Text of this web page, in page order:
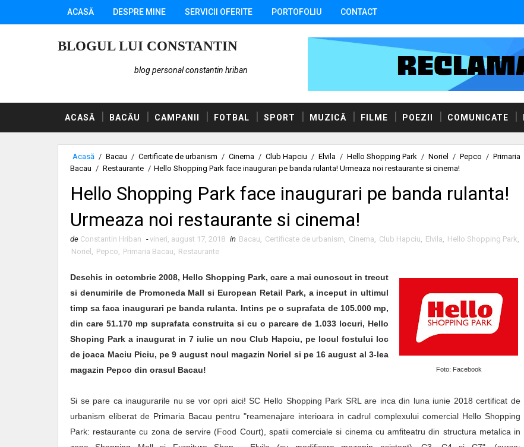
ACASĂ DESPRE MINE SERVICII OFERITE PORTOFOLIU CONTACT
BLOGUL LUI CONSTANTIN
blog personal constantin hriban
ACASĂ BACĂU CAMPANII FOTBAL SPORT MUZICĂ FILME POEZII COMUNICATE
Acasă / Bacau / Certificate de urbanism / Cinema / Club Hapciu / Elvila / Hello Shopping Park / Noriel / Pepco / Primaria
Bacau / Restaurante / Hello Shopping Park face inaugurari pe banda rulanta! Urmeaza noi restaurante si cinema!
Hello Shopping Park face inaugurari pe banda rulanta!
Urmeaza noi restaurante si cinema!
de Constantin Hriban - vineri, august 17, 2018 in Bacau, Certificate de urbanism, Cinema, Club Hapciu, Elvila, Hello Shopping Park,
Noriel , Pepco, Primaria Bacau, Restaurante
Foto: Facebook
Deschis in octombrie 2008, Hello Shopping Park, care a mai cunoscut in trecut
si denumirile de Promoneda Mall si European Retail Park, a inceput in ultimul
timp sa faca inaugurari pe banda rulanta. Intins pe o suprafata de 105.000 mp,
din care 51.170 mp suprafata construita si cu o parcare de 1.033 locuri, Hello
Shoping Park a inaugurat in 7 iulie un nou Club Hapciu, pe locul fostului loc
de joaca Maciu Piciu, pe 9 august noul magazin Noriel si pe 16 august al 3-lea
magazin Pepco din orasul Bacau!
Si se pare ca inaugurarile nu se vor opri aici! SC Hello Shopping Park SRL are inca din luna iunie 2018 certificat de
urbanism eliberat de Primaria Bacau pentru "reamenajare interioara in cadrul complexului comercial Hello Shopping
Park: restaurante cu zona de servire (Food Court), spatii comerciale si cinema cu amfiteatru din structura metalica in